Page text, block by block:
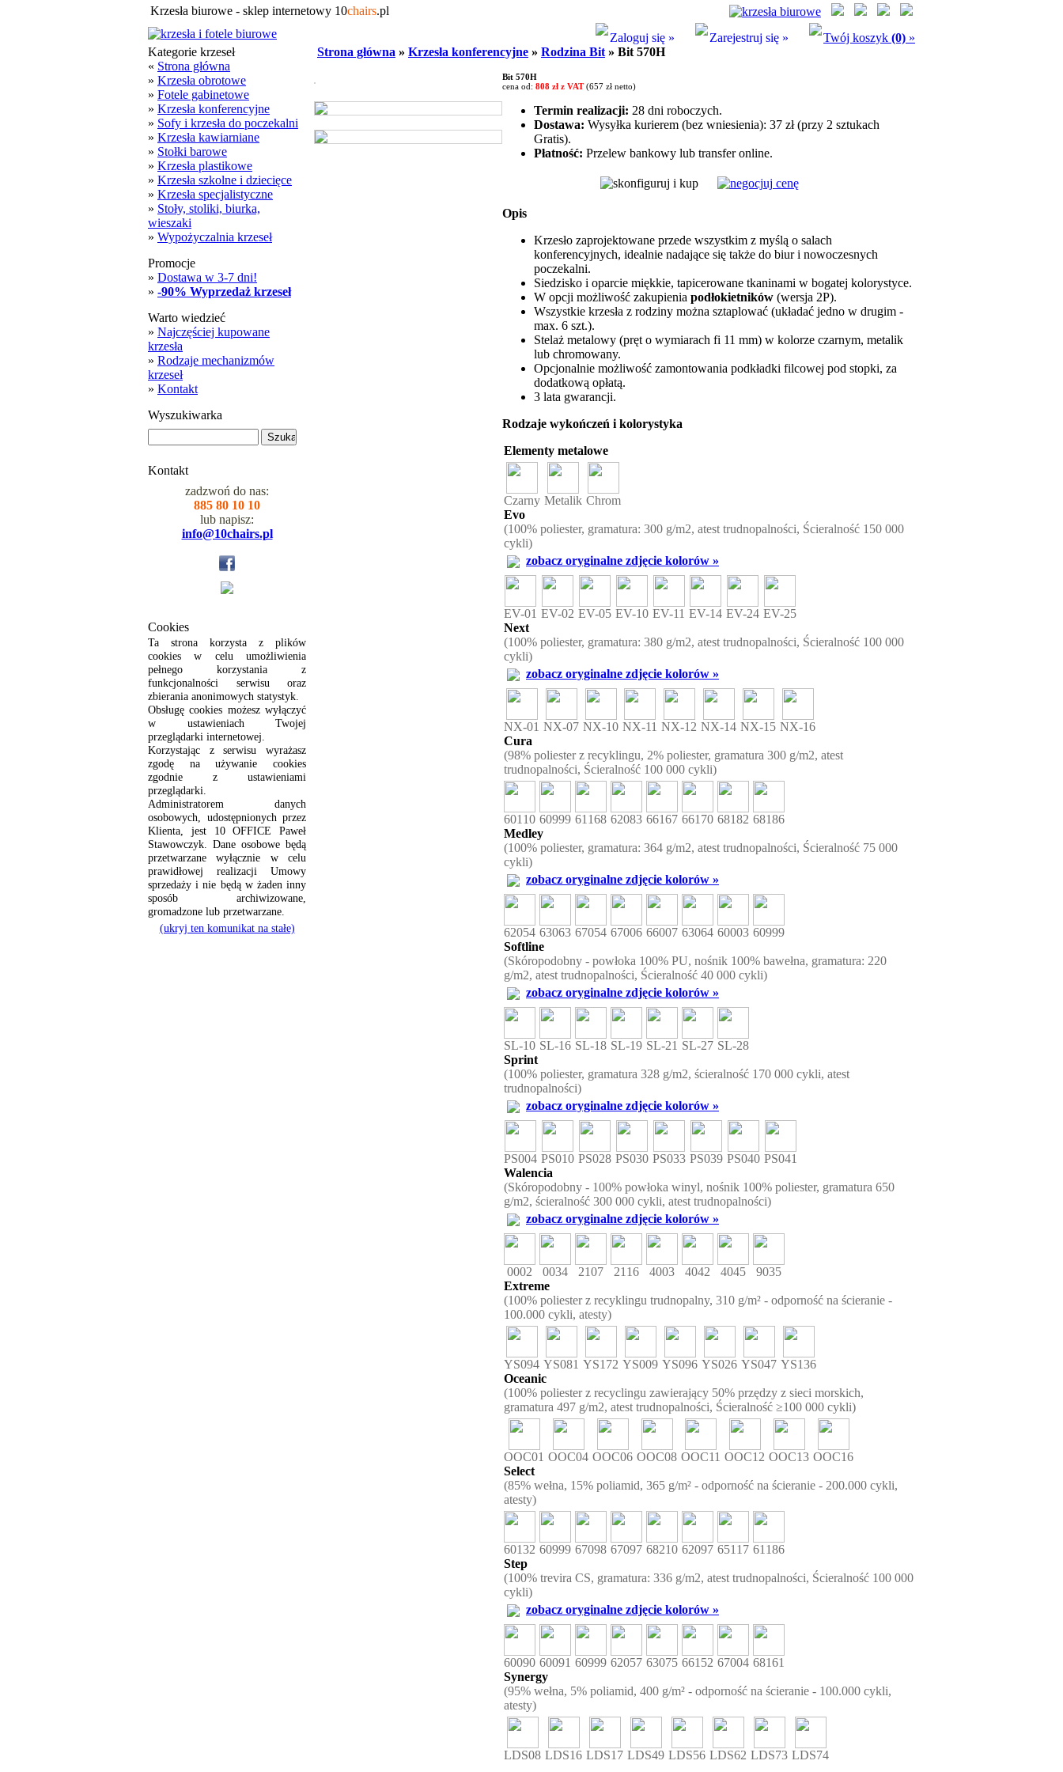
Krzesła biurowe - sklep internetowy 10chairs.pl
Zaloguj się »
Zarejestruj się » Twój koszyk (0) »
Kategorie krzeseł
« Strona główna
» Krzesła obrotowe
» Fotele gabinetowe
» Krzesła konferencyjne
» Sofy i krzesła do poczekalni
» Krzesła kawiarniane
» Stołki barowe
» Krzesła plastikowe
» Krzesła szkolne i dziecięce
» Krzesła specjalistyczne
» Stoły, stoliki, biurka,
wieszaki
» Wypożyczalnia krzeseł
Promocje
» Dostawa w 3-7 dni!
» -90% Wyprzedaż krzeseł
Warto wiedzieć
» Najczęściej kupowane
krzesła
» Rodzaje mechanizmów
krzeseł
» Kontakt
Wyszukiwarka
Kontakt
zadzwoń do nas:
885 80 10 10
lub napisz:
info@10chairs.pl
Cookies
Ta strona korzysta z plików
cookies w celu umożliwienia
pełnego korzystania z
funkcjonalności serwisu oraz
zbierania anonimowych statystyk.
Obsługę cookies możesz wyłączyć
w ustawieniach Twojej
przeglądarki internetowej.
Korzystając z serwisu wyrażasz
zgodę na używanie cookies
zgodnie z ustawieniami
przeglądarki.
Administratorem danych
osobowych, udostępnionych przez
Klienta, jest 10 OFFICE Paweł
Stawowczyk. Dane osobowe będą
przetwarzane wyłącznie w celu
prawidłowej realizacji Umowy
sprzedaży i nie będą w żaden inny
sposób archiwizowane,
gromadzone lub przetwarzane.
(ukryj ten komunikat na stałe)
Strona główna » Krzesła konferencyjne » Rodzina Bit » Bit 570H
Bit 570H
cena od: 808 zł z VAT(657 zł netto)
Termin realizacji: 28 dni roboczych.
Dostawa: Wysyłka kurierem (bez wniesienia): 37 zł (przy 2 sztukach
Gratis).
Płatność: Przelew bankowy lub transfer online.
Opis
Krzesło zaprojektowane przede wszystkim z myślą o salach
konferencyjnych, idealnie nadające się także do biur i nowoczesnych
poczekalni.
Siedzisko i oparcie miękkie, tapicerowane tkaninami w bogatej kolorystyce.
W opcji możliwość zakupienia podłokietników (wersja 2P).
Wszystkie krzesła z rodziny można sztaplować (układać jedno w drugim -
max. 6 szt.).
Stelaż metalowy (pręt o wymiarach fi 11 mm) w kolorze czarnym, metalik
lub chromowany.
Opcjonalnie możliwość zamontowania podkładki filcowej pod stopki, za
dodatkową opłatą.
3 lata gwarancji.
Rodzaje wykończeń i kolorystyka
Elementy metalowe
Czarny Metalik Chrom
Evo
(100% poliester, gramatura: 300 g/m2, atest trudnopalności, Ścieralność 150 000
cykli)
zobacz oryginalne zdjęcie kolorów »
EV-01 EV-02 EV-05 EV-10 EV-11 EV-14 EV-24 EV-25
Next
(100% poliester, gramatura: 380 g/m2, atest trudnopalności, Ścieralność 100 000
cykli)
zobacz oryginalne zdjęcie kolorów »
NX-01 NX-07 NX-10 NX-11 NX-12 NX-14 NX-15 NX-16
Cura
(98% poliester z recyklingu, 2% poliester, gramatura 300 g/m2, atest
trudnopalności, Ścieralność 100 000 cykli)
60110 60999 61168 62083 66167 66170 68182 68186
Medley
(100% poliester, gramatura: 364 g/m2, atest trudnopalności, Ścieralność 75 000
cykli)
zobacz oryginalne zdjęcie kolorów »
62054 63063 67054 67006 66007 63064 60003 60999
Softline
(Skóropodobny - powłoka 100% PU, nośnik 100% bawełna, gramatura: 220
g/m2, atest trudnopalności, Ścieralność 40 000 cykli)
zobacz oryginalne zdjęcie kolorów »
SL-10 SL-16 SL-18 SL-19 SL-21 SL-27 SL-28
Sprint
(100% poliester, gramatura 328 g/m2, ścieralność 170 000 cykli, atest
trudnopalności)
zobacz oryginalne zdjęcie kolorów »
PS004 PS010 PS028 PS030 PS033 PS039 PS040 PS041
Walencia
(Skóropodobny - 100% powłoka winyl, nośnik 100% poliester, gramatura 650
g/m2, ścieralność 300 000 cykli, atest trudnopalności)
zobacz oryginalne zdjęcie kolorów »
0002 0034 2107 2116 4003 4042 4045
9035
Extreme
(100% poliester z recyklingu trudnopalny, 310 g/m² - odporność na ścieranie -
100.000 cykli, atesty)
YS094 YS081 YS172 YS009 YS096 YS026 YS047 YS136
Oceanic
(100% poliester z recyclingu zawierający 50% przędzy z sieci morskich,
gramatura 497 g/m2, atest trudnopalności, Ścieralność ≥100 000 cykli)
OOC01 OOC04 OOC06 OOC08 OOC11 OOC12 OOC13 OOC16
Select
(85% wełna, 15% poliamid, 365 g/m² - odporność na ścieranie - 200.000 cykli,
atesty)
60132 60999 67098 67097 68210 62097 65117 61186
Step
(100% trevira CS, gramatura: 336 g/m2, atest trudnopalności, Ścieralność 100 000
cykli)
zobacz oryginalne zdjęcie kolorów »
60090 60091 60999 62057 63075 66152 67004 68161
Synergy
(95% wełna, 5% poliamid, 400 g/m² - odporność na ścieranie - 100.000 cykli,
atesty)
LDS08 LDS16 LDS17 LDS49 LDS56 LDS62 LDS73 LDS74